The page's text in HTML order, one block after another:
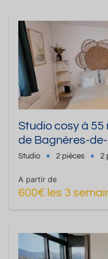
Studio cosy à 55
de Bagnères-
Studio 2 pièces 2
A partir de
600€ les 3